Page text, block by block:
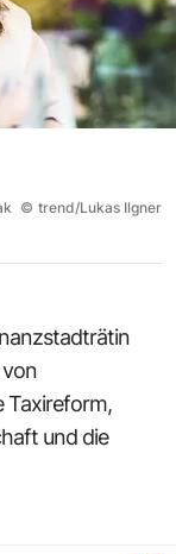
© trend/Lukas Ilgner
Taxireform,
und die